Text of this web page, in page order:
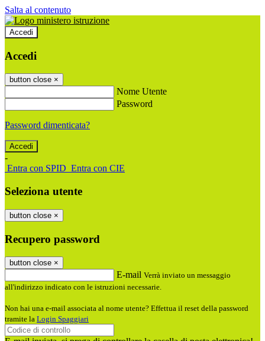
Salta al contenuto
Accedi
Accedi
button close ×
Nome Utente
Password
Password dimenticata?
-
Entra con SPID Entra con CIE
Seleziona utente
button close ×
Recupero password
button close ×
E-mail Verrà inviato un messaggio
all'indirizzo indicato con le istruzioni necessarie.
Non hai una e-mail associata al nome utente? Effettua il reset della password
tramite la Login Spaggiari